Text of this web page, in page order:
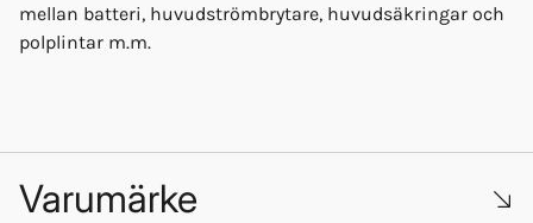
mellan batteri, huvudströmbrytare, huvudsäkringar och
polplintar m.m.
Varumärke